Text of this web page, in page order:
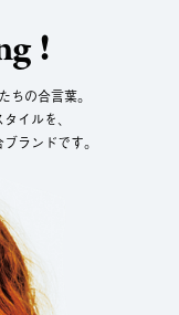
!
ちの合言葉。
イルを、
ランドです。